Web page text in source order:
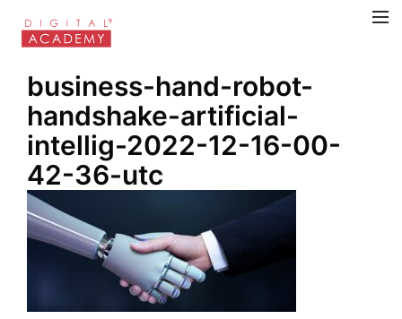
business-hand-robot-
handshake-artificial-
intellig-2022-12-16-00-
42-36-utc